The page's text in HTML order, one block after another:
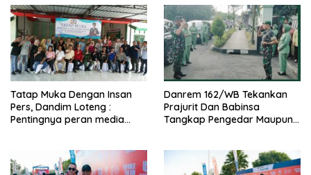
Tatap Muka Dengan Insan
Pers, Dandim Loteng :
Pentingnya peran media
obyektif
Danrem 162/WB Tekankan
Prajurit Dan Babinsa
Tangkap Pengedar Maupun